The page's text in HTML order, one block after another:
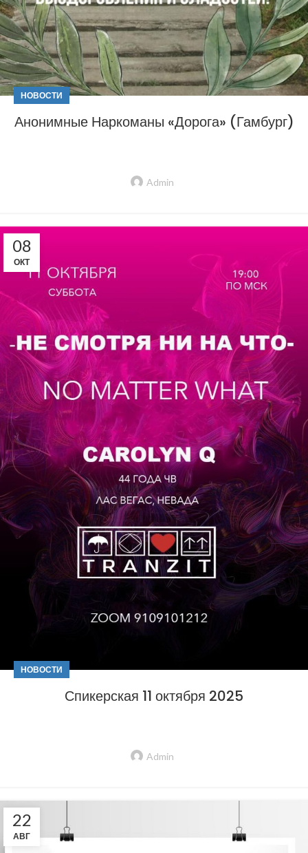
НОВОСТИ
Анонимные Наркоманы «Дорога» (Гамбург)
Admin
08
ОКТ
НОВОСТИ
Спикерская 11 октября 2025
Admin
22
АВГ